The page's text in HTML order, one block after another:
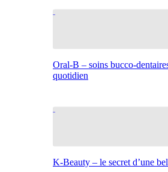
Oral-B – soins bucco-
quotidien
K-Beauty – le secret d’une